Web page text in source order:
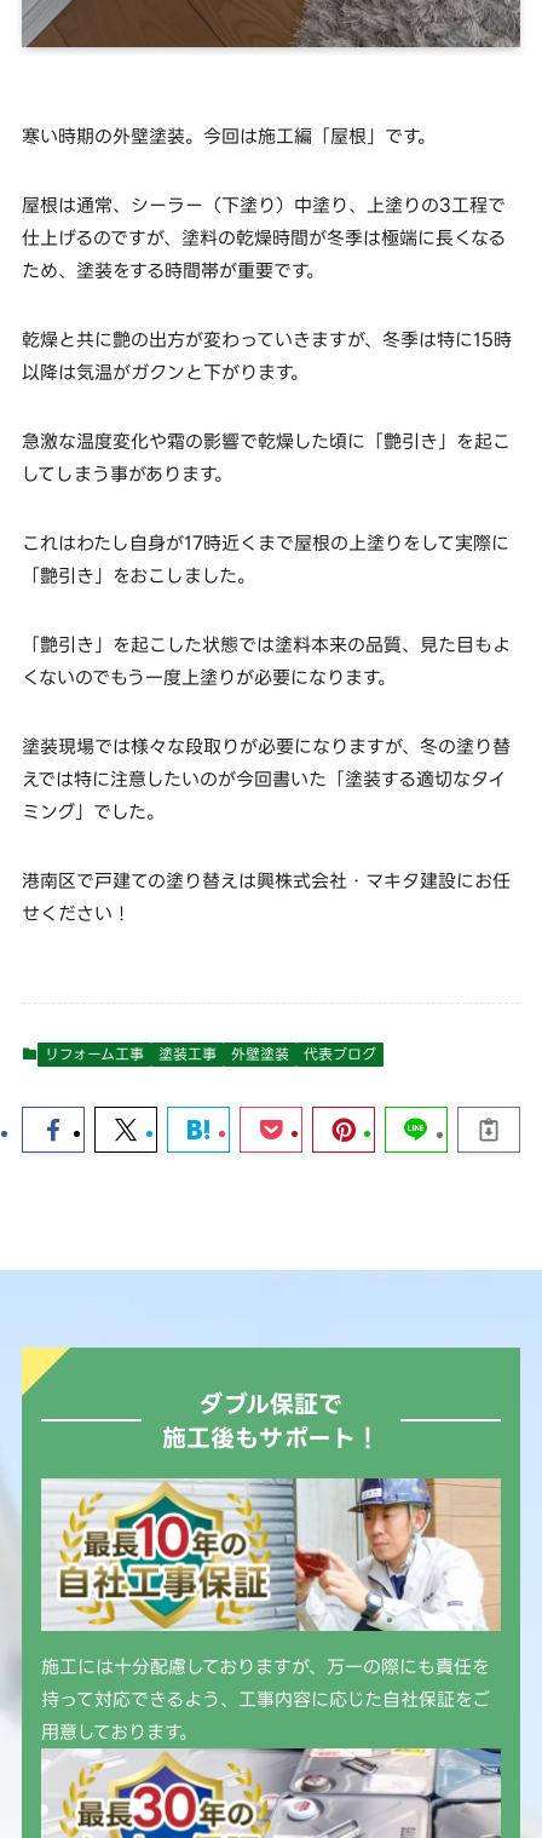
寒い時期の外壁塗装。今回は施工編「屋根」です。
屋根は通常、シーラー（下塗り）中塗り、上塗りの3工程で
仕上げるのですが、塗料の乾燥時間が冬季は極端に長くなる
ため、塗装をする時間帯が重要です。
乾燥と共に艶の出方が変わっていきますが、冬季は特に15時
以降は気温がガクンと下がります。
急激な温度変化や霜の影響で乾燥した頃に「艶引き」を起こ
してしまう事があります。
これはわたし自身が17時近くまで屋根の上塗りをして実際に
「艶引き」をおこしました。
「艶引き」を起こした状態では塗料本来の品質、見た目もよ
くないのでもう一度上塗りが必要になります。
塗装現場では様々な段取りが必要になりますが、冬の塗り替
えでは特に注意したいのが今回書いた「塗装する適切なタイ
ミング」でした。
港南区で戸建ての塗り替えは興株式会社・マキタ建設にお任
せください！
リフォーム工事 塗装工事 外壁塗装 代表ブログ
ダブル保証で
施工後もサポート！
施工には十分配慮しておりますが、万一の際にも責任を
持って対応できるよう、工事内容に応じた自社保証をご
用意しております。